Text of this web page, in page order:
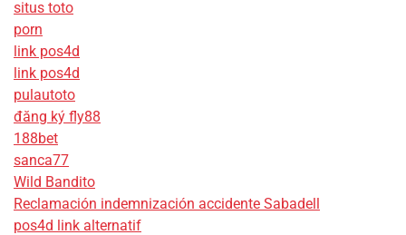
situs toto
porn
link pos4d
link pos4d
pulautoto
đăng ký fly88
188bet
sanca77
Wild Bandito
Reclamación indemnización accidente Sabadell
pos4d link alternatif